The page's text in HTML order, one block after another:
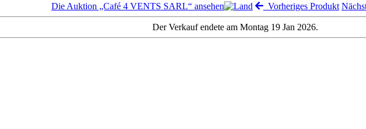
Die Auktion „Café 4 VENTS SARL“ ansehen
Vorheriges Produkt
Der Verkauf endete am Montag 19 Jan 2026.